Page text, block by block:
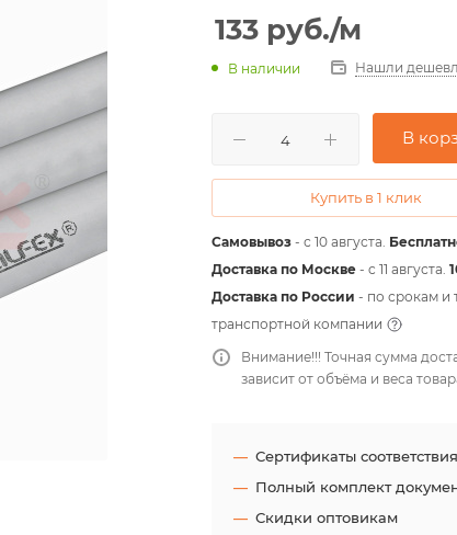
133 руб./м
В наличии Нашли
В
Купить в 1 клик
Самовывоз - с 10 августа.
Доставка по Москве - c 11 августа.
Доставка по России - по срокам и
транспортной компании
Внимание!!! Точная сумма
зависит от объёма и веса
Сертификаты соответствия
Полный комплект
Скидки оптовикам